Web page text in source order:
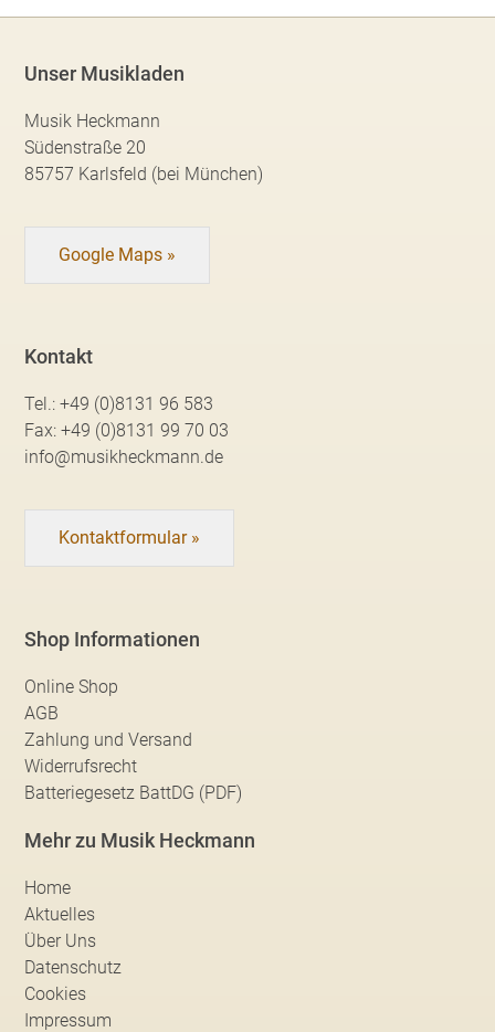
Unser Musikladen
Musik Heckmann
Südenstraße 20
85757 Karlsfeld (bei München)
Google Maps »
Kontakt
Tel.:+49 (0)8131 96 583
Fax:+49 (0)8131 99 70 03
info@musikheckmann.de
Kontaktformular »
Shop Informationen
Online Shop
AGB
Zahlung und Versand
Widerrufsrecht
Batteriegesetz BattDG (PDF)
Mehr zu Musik Heckmann
Home
Aktuelles
Über Uns
Datenschutz
Cookies
Impressum